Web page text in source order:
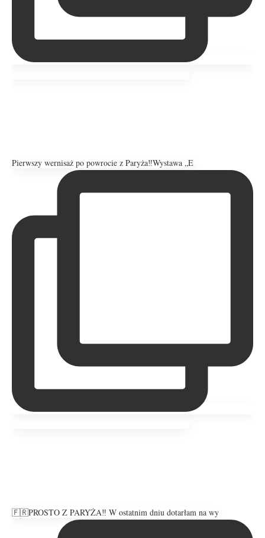
Pierwszy wernisaż po powrocie z Paryża‼️Wystawa „E
🇫🇷PROSTO Z PARYŻA‼️ W ostatnim dniu dotarłam na wy